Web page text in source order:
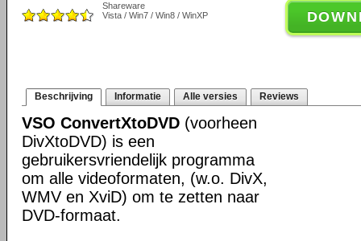
Shareware
Vista / Win7 / Win8 / WinXP
Beschrijving Informatie Alle versies Reviews
VSO ConvertXtoDVD (voorheen
DivXtoDVD) is een
gebruikersvriendelijk programma
om alle videoformaten, (w.o. DivX,
WMV en XviD) om te zetten naar
DVD-formaat.